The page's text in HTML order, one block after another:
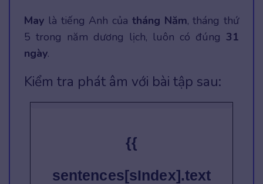
May là tiếng Anh của tháng Năm, tháng thứ
5 trong năm dương lịch, luôn có đúng 31
ngày.
Kiểm tra phát âm với bài tập sau:
{{
sentences[sIndex].text